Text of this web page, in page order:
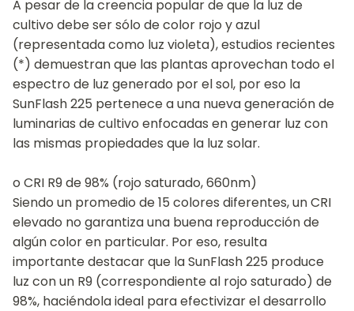
A pesar de la creencia popular de que la luz de
cultivo debe ser sólo de color rojo y azul
(representada como luz violeta), estudios recientes
(*) demuestran que las plantas aprovechan todo el
espectro de luz generado por el sol, por eso la
SunFlash 225 pertenece a una nueva generación de
luminarias de cultivo enfocadas en generar luz con
las mismas propiedades que la luz solar.
o CRI R9 de 98% (rojo saturado, 660nm)
Siendo un promedio de 15 colores diferentes, un CRI
elevado no garantiza una buena reproducción de
algún color en particular. Por eso, resulta
importante destacar que la SunFlash 225 produce
luz con un R9 (correspondiente al rojo saturado) de
98%, haciéndola ideal para efectivizar el desarrollo